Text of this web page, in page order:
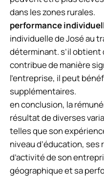
dans les zones rurales.
performance
individuelle de José au
déterminant. s’il
contribue de manière
l’entreprise, il peut
supplémentaires.
en conclusion, la
résultat de diverses
telles que son
niveau d’éducation,
d’activité de son
géographique et sa